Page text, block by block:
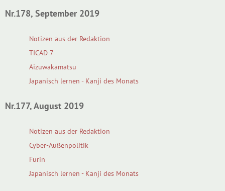
Nr.178, September 2019
Notizen aus der Redaktion
TICAD 7
Aizuwakamatsu
Japanisch lernen - Kanji des Monats
Nr.177, August 2019
Notizen aus der Redaktion
Cyber-Außenpolitik
Furin
Japanisch lernen - Kanji des Monats